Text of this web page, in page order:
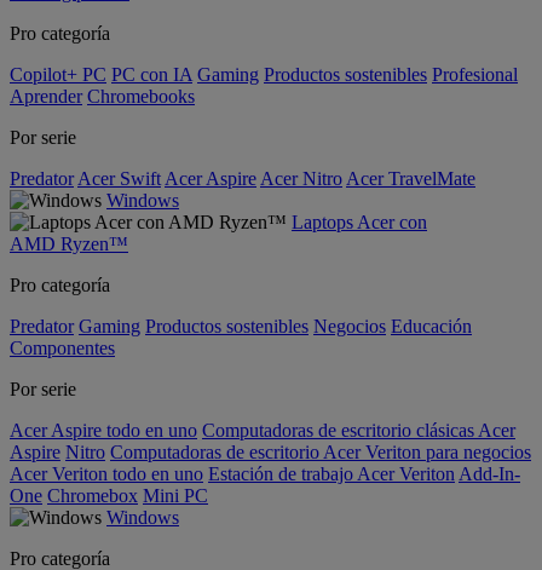
Pro categoría
Copilot+ PC PC con IA Gaming Productos sostenibles Profesional
Aprender Chromebooks
Por serie
Predator Acer Swift Acer Aspire Acer Nitro Acer TravelMate
Windows
Laptops Acer con
AMD Ryzen™
Pro categoría
Predator Gaming Productos sostenibles Negocios Educación
Componentes
Por serie
Acer Aspire todo en uno Computadoras de escritorio clásicas Acer
Aspire Nitro Computadoras de escritorio Acer Veriton para negocios
Acer Veriton todo en uno Estación de trabajo Acer Veriton Add-In-
One Chromebox Mini PC
Windows
Pro categoría